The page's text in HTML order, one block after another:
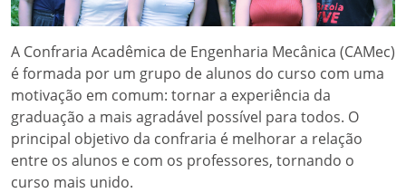
A Confraria Acadêmica de Engenharia Mecânica (CAMec)
é formada por um grupo de alunos do curso com uma
motivação em comum: tornar a experiência da
graduação a mais agradável possível para todos. O
principal objetivo da confraria é melhorar a relação
entre os alunos e com os professores, tornando o
curso mais unido.